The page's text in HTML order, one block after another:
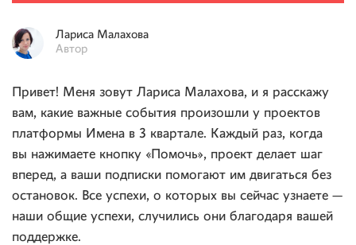
Лариса Малахова
Автор
Привет! Меня зовут Лариса Малахова, и я расскажу
вам, какие важные события произошли у проектов
платформы Имена в 3 квартале. Каждый раз, когда
вы нажимаете кнопку «Помочь», проект делает шаг
вперед, а ваши подписки помогают им двигаться без
остановок. Все успехи, о которых вы сейчас узнаете —
наши общие успехи, случились они благодаря вашей
поддержке.